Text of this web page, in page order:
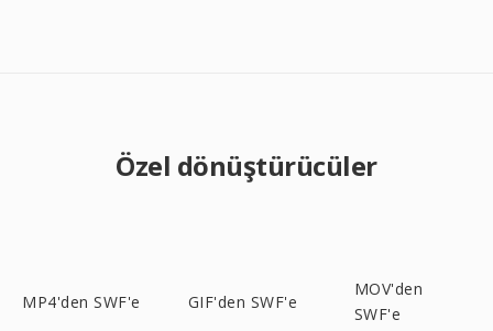
Özel dönüştürücüler
MP4'den SWF'e GIF'den SWF'e
MOV'den
SWF'e